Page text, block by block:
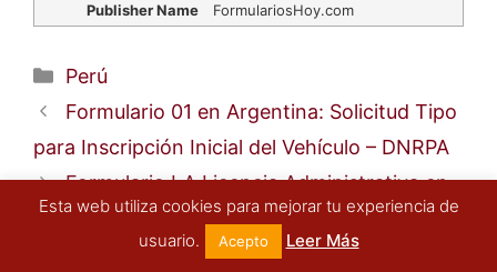
Publisher Name
FormulariosHoy.com
Categorías
Perú
Formulario 01 en Argentina: Solicitud Tipo
para Inscripción Inicial del Vehículo – DNRPA
Formulario LA Licencia Administrativa en
Argentina: Solicitud de Permiso – Provincia de
Esta web utiliza cookies para mejorar tu experiencia de
usuario.
Acepto Leer Más